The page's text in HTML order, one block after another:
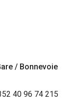
/ Bonnevoie
40 96 74 215